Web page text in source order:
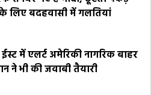
लिए बदहवासी में गलतियां
में एलर्ट अमेरिकी नागरिक बाहर
ने भी की जवाबी तैयारी